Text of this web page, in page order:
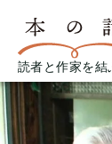
読者と作家を結